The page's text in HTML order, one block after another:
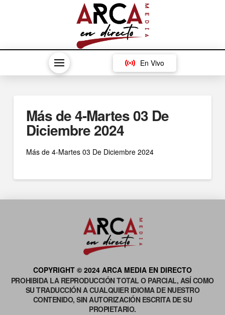
En Vivo
Más de 4-Martes 03 De
Diciembre 2024
Más de 4-Martes 03 De Diciembre 2024
COPYRIGHT © 2024 ARCA MEDIA EN DIRECTO
PROHIBIDA LA REPRODUCCIÓN TOTAL O PARCIAL, ASÍ COMO
SU TRADUCCIÓN A CUALQUIER IDIOMA DE NUESTRO
CONTENIDO, SIN AUTORIZACIÓN ESCRITA DE SU
PROPIETARIO.